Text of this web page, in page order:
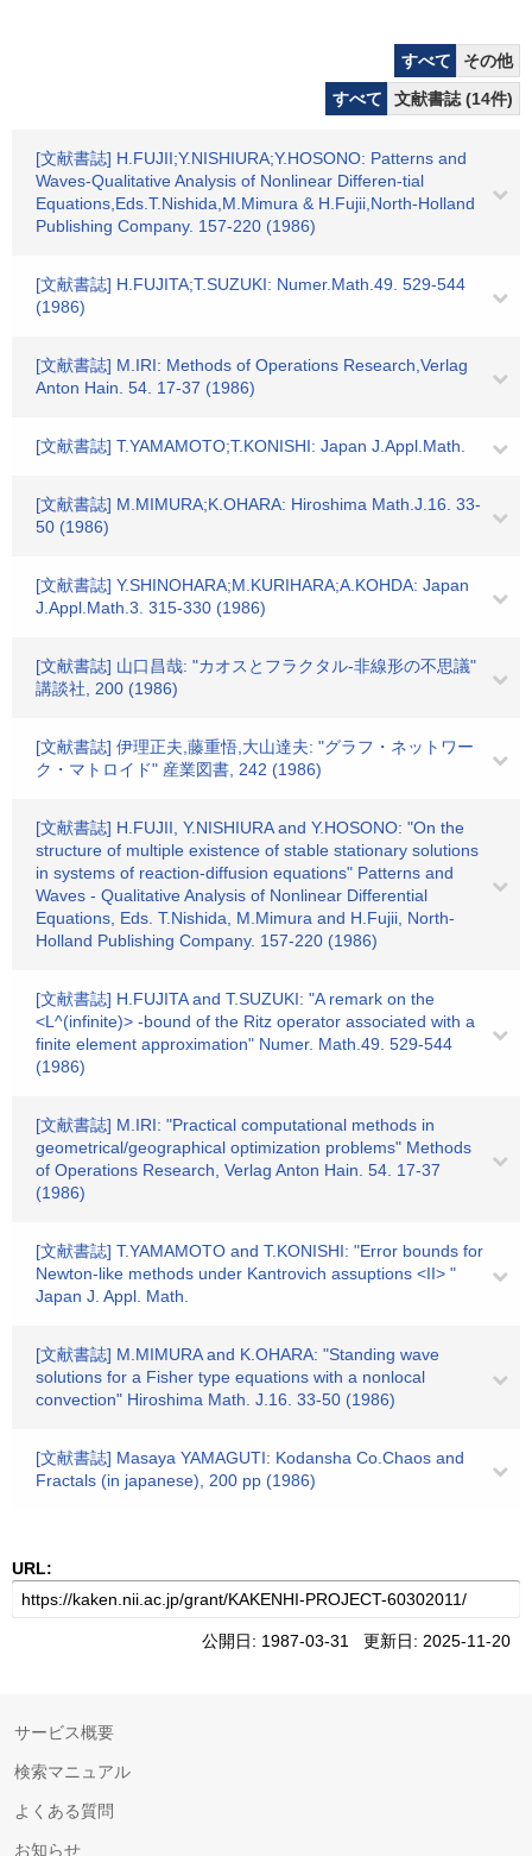
すべて
その他
すべて
文献書誌 (14件)
[文献書誌] H.FUJII;Y.NISHIURA;Y.HOSONO: Patterns and
Waves-Qualitative Analysis of Nonlinear Differen-tial
Equations,Eds.T.Nishida,M.Mimura & H.Fujii,North-Holland
Publishing Company. 157-220 (1986)
[文献書誌] H.FUJITA;T.SUZUKI: Numer.Math.49. 529-544
(1986)
[文献書誌] M.IRI: Methods of Operations Research,Verlag
Anton Hain. 54. 17-37 (1986)
[文献書誌] T.YAMAMOTO;T.KONISHI: Japan J.Appl.Math.
[文献書誌] M.MIMURA;K.OHARA: Hiroshima Math.J.16. 33-
50 (1986)
[文献書誌] Y.SHINOHARA;M.KURIHARA;A.KOHDA: Japan
J.Appl.Math.3. 315-330 (1986)
[文献書誌] 山口昌哉: "カオスとフラクタル-非線形の不思議"
講談社, 200 (1986)
[文献書誌] 伊理正夫,藤重悟,大山達夫: "グラフ・ネットワー
ク・マトロイド" 産業図書, 242 (1986)
[文献書誌] H.FUJII, Y.NISHIURA and Y.HOSONO: "On the
structure of multiple existence of stable stationary solutions
in systems of reaction-diffusion equations" Patterns and
Waves - Qualitative Analysis of Nonlinear Differential
Equations, Eds. T.Nishida, M.Mimura and H.Fujii, North-
Holland Publishing Company. 157-220 (1986)
[文献書誌] H.FUJITA and T.SUZUKI: "A remark on the
<L^(infinite)> -bound of the Ritz operator associated with a
finite element approximation" Numer. Math.49. 529-544
(1986)
[文献書誌] M.IRI: "Practical computational methods in
geometrical/geographical optimization problems" Methods
of Operations Research, Verlag Anton Hain. 54. 17-37
(1986)
[文献書誌] T.YAMAMOTO and T.KONISHI: "Error bounds for
Newton-like methods under Kantrovich assuptions <II> "
Japan J. Appl. Math.
[文献書誌] M.MIMURA and K.OHARA: "Standing wave
solutions for a Fisher type equations with a nonlocal
convection" Hiroshima Math. J.16. 33-50 (1986)
[文献書誌] Masaya YAMAGUTI: Kodansha Co.Chaos and
Fractals (in japanese), 200 pp (1986)
URL:
公開日: 1987-03-31 更新日: 2025-11-20
サービス概要
検索マニュアル
よくある質問
お知らせ